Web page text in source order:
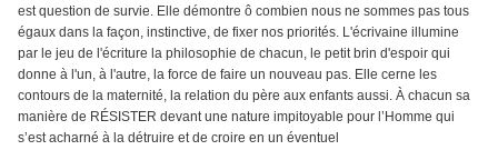
est question de survie. Elle démontre ô combien nous ne sommes pas tous
égaux dans la façon, instinctive, de fixer nos priorités. L'écrivaine illumine
par le jeu de l'écriture la philosophie de chacun, le petit brin d'espoir qui
donne à l'un, à l'autre, la force de faire un nouveau pas. Elle cerne les
contours de la maternité, la relation du père aux enfants aussi. À chacun sa
manière de RÉSISTER devant une nature impitoyable pour l’Homme qui
s’est acharné à la détruire et de croire en un éventuel